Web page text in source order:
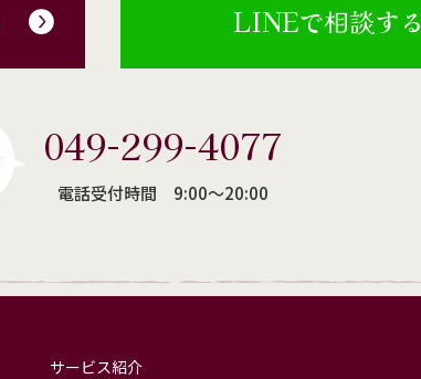
LINEで相談する
049-299-4077
電話受付時間 9:00〜20:00
サービス紹介